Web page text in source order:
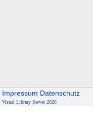
Impressum Datenschutz
Visual Library Server 2026